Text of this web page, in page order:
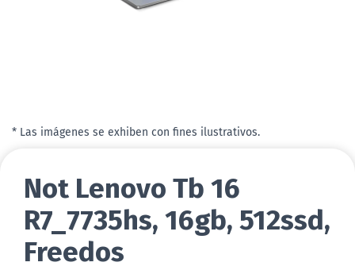
* Las imágenes se exhiben con fines ilustrativos.
Not Lenovo Tb 16
R7_7735hs, 16gb, 512ssd,
Freedos